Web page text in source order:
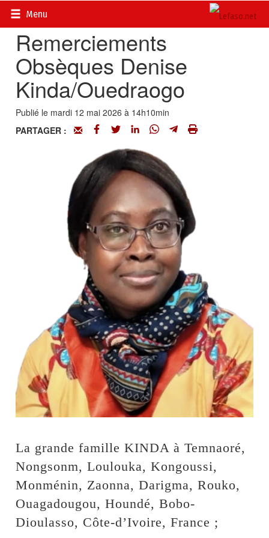
Menu
Accueil>
Remerciements
Obsèques Denise
Kinda/Ouedraogo
Publié le mardi 12 mai 2026 à 14h10min
PARTAGER :
La grande famille KINDA à Temnaoré,
Nongsonm, Loulouka, Kongoussi,
Monménin, Zaonna, Darigma, Rouko,
Ouagadougou, Houndé, Bobo-
Dioulasso, Côte-d’Ivoire, France ;